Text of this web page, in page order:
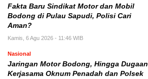
Fakta Baru Sindikat Motor dan Mobil
Bodong di Pulau Sapudi, Polisi Cari
Aman?
Kamis, 6 Agu 2026 - 11:46 WIB
Nasional
Jaringan Motor Bodong, Hingga Dugaan
Kerjasama Oknum Penadah dan Polsek